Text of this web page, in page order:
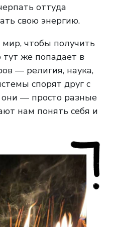
оттуда
свою энергию.
чтобы получить
же попадает в
— религия, наука,
спорят друг с
они — просто разные
нам понять себя и